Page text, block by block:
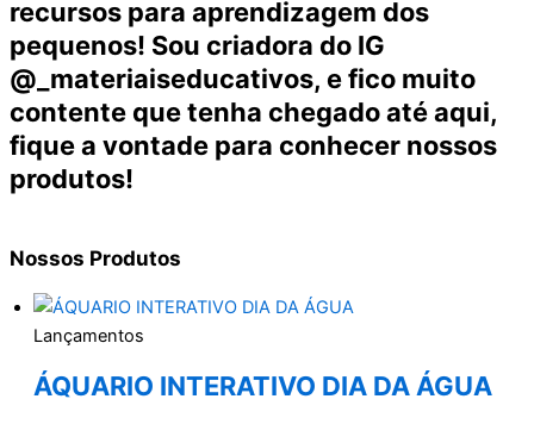
recursos para aprendizagem dos
pequenos! Sou criadora do IG
@_materiaiseducativos, e fico muito
contente que tenha chegado até aqui,
fique a vontade para conhecer nossos
produtos!
Nossos Produtos
Lançamentos
ÁQUARIO INTERATIVO DIA DA ÁGUA